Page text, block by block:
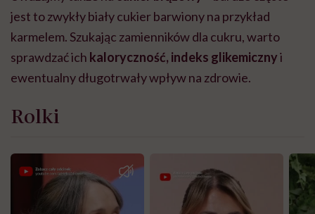
jest to zwykły biały cukier barwiony na przykład
karmelem. Szukając zamienników dla cukru, warto
sprawdzać ich kaloryczność, indeks glikemicznyi
ewentualny długotrwały wpływ na zdrowie.
Rolki